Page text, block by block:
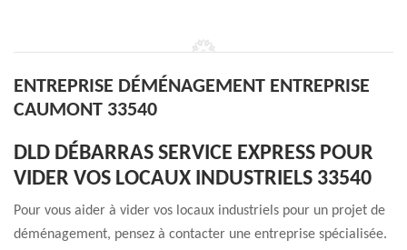
ENTREPRISE DÉMÉNAGEMENT ENTREPRISE
CAUMONT 33540
DLD DÉBARRAS SERVICE EXPRESS POUR
VIDER VOS LOCAUX INDUSTRIELS 33540
Pour vous aider à vider vos locaux industriels pour un projet de
déménagement, pensez à contacter une entreprise spécialisée.